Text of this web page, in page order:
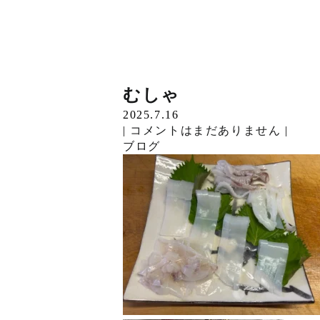
ぞくぞく
2026.7.3
| コメントはまだありません |
ブログ
こんにちは毎度ですが…
Read More »
ひがい
2026.6.9
| コメントはまだありません |
ブログ
こんにちは。最近朝早…
Read More »
たかい
2026.5.12
| コメントはまだありません |
ブログ
こんにちは。高い高い…
Read More »
これから
2026.3.6
| コメントはまだありません |
ブログ
こんにちは。かなり遅…
Read More »
はちねん
2026.1.6
| コメントはまだありません |
ブログ
こんにちは。今年もは…
Read More »
やっと
2025.11.26
| コメントはまだありません |
ブログ
こんにちは。最近あば…
Read More »
でおくれ
2025.10.22
| コメントはまだありません |
ブログ
こんにちは。今年は長…
Read More »
いりまじり
2025.9.17
| コメントはまだありません |
ブログ
こんにちは。最近よく…
ほぞん
2025.8.4
| コメントはまだありません |
ブログ
むしゃ
2025.7.16
| コメントはまだありません |
ブログ